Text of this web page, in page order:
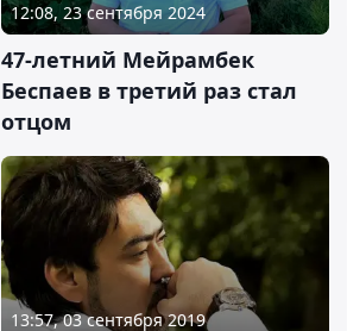
12:08, 23 сентября 2024
47-летний Мейрамбек
Беспаев в третий раз стал
отцом
13:57, 03 сентября 2019